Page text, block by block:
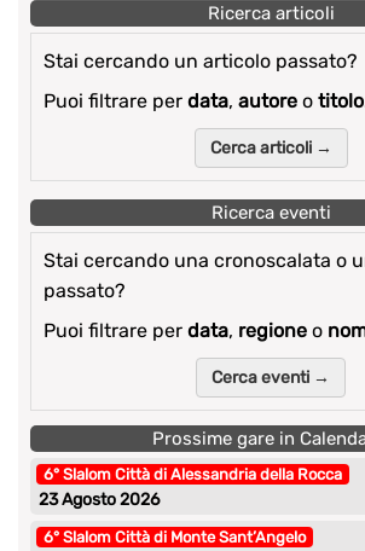
Ricerca articoli
Stai cercando un articolo passato?
Puoi filtrare per data, autore o titolo
Cerca articoli →
Ricerca eventi
Stai cercando una cronoscalata o
passato?
Puoi filtrare per data, regione o
Cerca eventi →
Prossime gare in
6° Slalom Città di Alessandria della Rocca
23 Agosto 2026
6° Slalom Città di Monte Sant’Angelo